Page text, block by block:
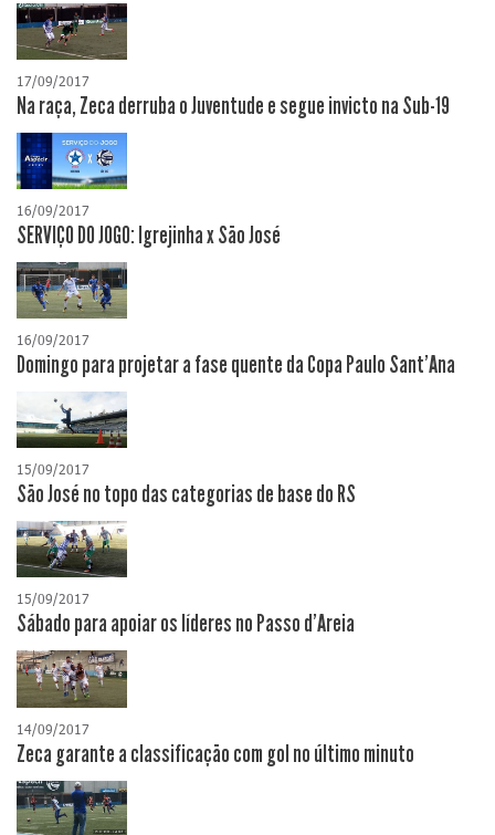
17/09/2017
Na raça, Zeca derruba o Juventude e segue invicto na Sub-19
16/09/2017
SERVIÇO DO JOGO: Igrejinha x São José
16/09/2017
Domingo para projetar a fase quente da Copa Paulo Sant'Ana
15/09/2017
São José no topo das categorias de base do RS
15/09/2017
Sábado para apoiar os líderes no Passo d'Areia
14/09/2017
Zeca garante a classificação com gol no último minuto